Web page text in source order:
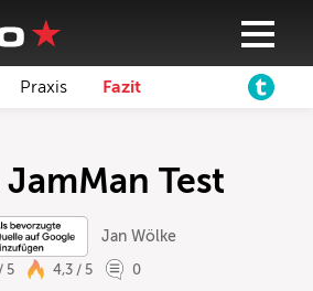
Praxis Fazit
Test
Jan Wölke
5 4,3 / 5 0